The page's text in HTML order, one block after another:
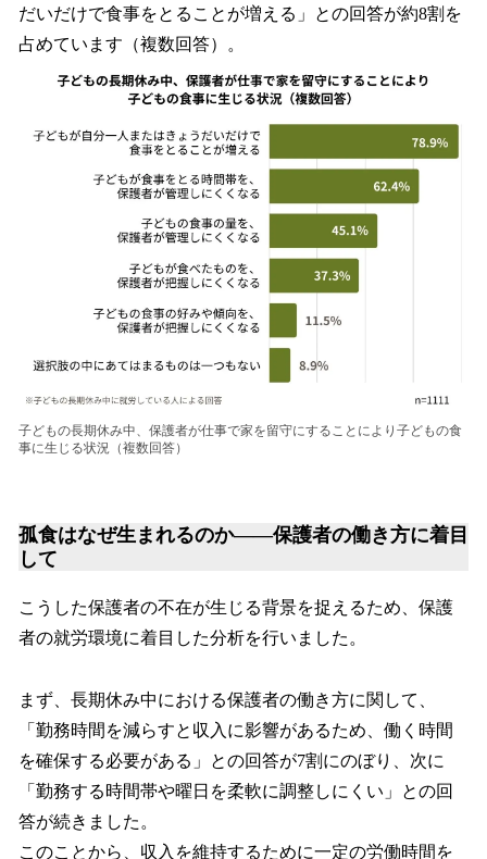
だいだけで食事をとることが増える」との回答が約8割を
占めています（複数回答）。
子どもの長期休み中、保護者が仕事で家を留守にすることにより子どもの食
事に生じる状況（複数回答）
孤食はなぜ生まれるのか――保護者の働き方に着目
して
こうした保護者の不在が生じる背景を捉えるため、保護
者の就労環境に着目した分析を行いました。
まず、長期休み中における保護者の働き方に関して、
「勤務時間を減らすと収入に影響があるため、働く時間
を確保する必要がある」との回答が7割にのぼり、次に
「勤務する時間帯や曜日を柔軟に調整しにくい」との回
答が続きました。
このことから、収入を維持するために一定の労働時間を